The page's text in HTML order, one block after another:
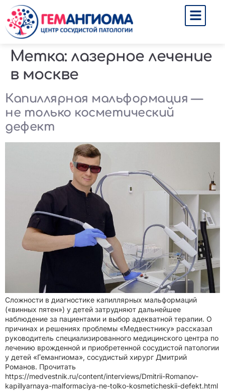
Метка: лазерное лечение
в москве
Капиллярная мальформация —
не только косметический
дефект
Сложности в диагностике капиллярных мальформаций
(«винных пятен») у детей затрудняют дальнейшее
наблюдение за пациентами и выбор адекватной терапии. О
причинах и решениях проблемы «Медвестнику» рассказал
руководитель специализированного медицинского центра по
лечению врожденной и приобретенной сосудистой патологии
у детей «Гемангиома», сосудистый хирург Дмитрий
Романов. Прочитать
https://medvestnik.ru/content/interviews/Dmitrii-Romanov-
kapillyarnaya-malformaciya-ne-tolko-kosmeticheskii-defekt.html